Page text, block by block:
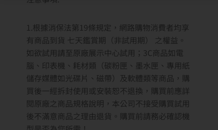
1.根據消保法第19條規定，網路購物消費者均享
有商品到貨 七天鑑賞期（非試用期） 之權益。
如欲試用請至原廠展示中心試用；3C商品如電
腦、印表機、耗材類（碳粉匣、墨水匣、專用紙
儲存媒體如光碟片、磁帶）及軟體類等商品，購
買後一經拆封使用或安裝恕不退換，購買前應詳
閱原廠之商品規格說明，本公司不接受購買試用
後不滿意商品之理由退貨。購買前請務必確認機